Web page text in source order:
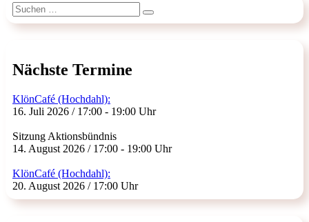
Suchen
nach:
Suchen
Nächste Termine
KlönCafé (Hochdahl):
16. Juli 2026 / 17:00 - 19:00 Uhr
Sitzung Aktionsbündnis
14. August 2026 / 17:00 - 19:00 Uhr
KlönCafé (Hochdahl):
20. August 2026 / 17:00 Uhr